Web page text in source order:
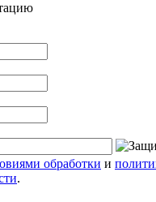
обработки и
.